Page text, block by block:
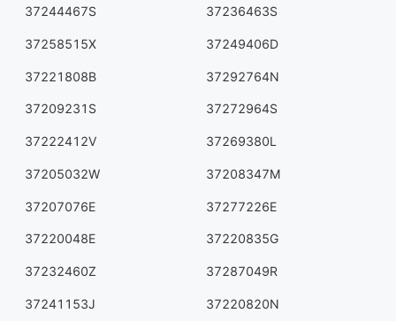
37244467S 37236463S
37258515X 37249406D
37221808B 37292764N
37209231S 37272964S
37222412V 37269380L
37205032W 37208347M
37207076E 37277226E
37220048E 37220835G
37232460Z 37287049R
37241153J 37220820N